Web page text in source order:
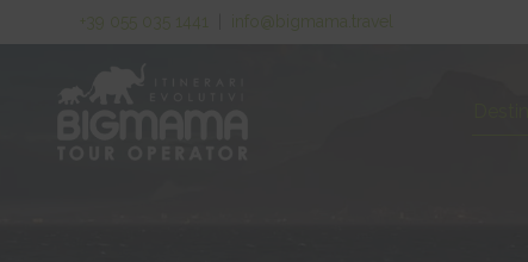
+39 055 035 1441 info@bigmama.travel